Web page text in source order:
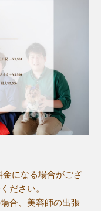
になる場合がござ
ださい。
合、美容師の出張